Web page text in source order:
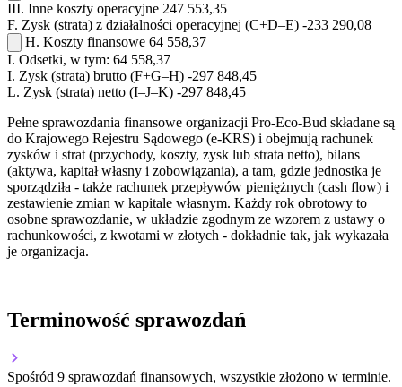
III. Inne koszty operacyjne 247 553,35
F. Zysk (strata) z działalności operacyjnej (C+D–E) -233 290,08
H. Koszty finansowe 64 558,37
I. Odsetki, w tym: 64 558,37
I. Zysk (strata) brutto (F+G–H) -297 848,45
L. Zysk (strata) netto (I–J–K) -297 848,45
Pełne sprawozdania finansowe organizacji Pro-Eco-Bud składane są
do Krajowego Rejestru Sądowego (e-KRS) i obejmują rachunek
zysków i strat (przychody, koszty, zysk lub strata netto), bilans
(aktywa, kapitał własny i zobowiązania), a tam, gdzie jednostka je
sporządziła - także rachunek przepływów pieniężnych (cash flow) i
zestawienie zmian w kapitale własnym. Każdy rok obrotowy to
osobne sprawozdanie, w układzie zgodnym ze wzorem z ustawy o
rachunkowości, z kwotami w złotych - dokładnie tak, jak wykazała
je organizacja.
Terminowość sprawozdań
Spośród 9 sprawozdań finansowych, wszystkie złożono w terminie.